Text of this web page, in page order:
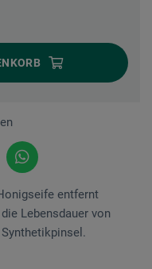
entfernt
Lebensdauer von